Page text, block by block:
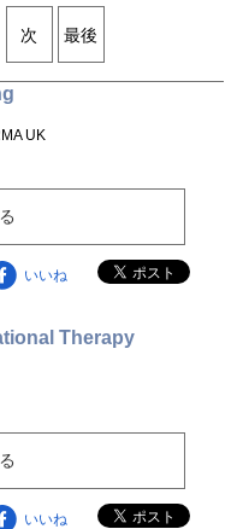
次 最後
UK
いいね
Therapy
いいね